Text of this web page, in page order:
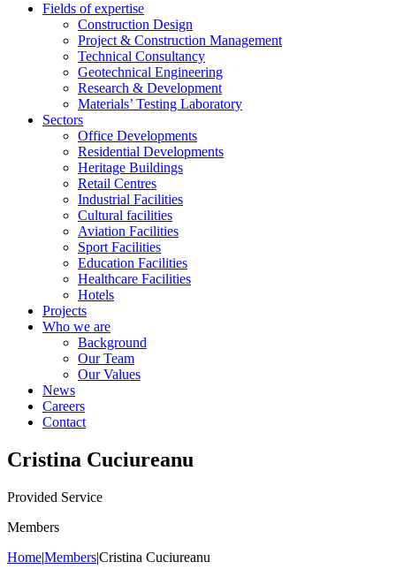
Fields of expertise
Construction Design
Project & Construction Management
Technical Consultancy
Geotechnical Engineering
Research & Development
Materials’ Testing Laboratory
Sectors
Office Developments
Residential Developments
Heritage Buildings
Retail Centres
Industrial Facilities
Cultural facilities
Aviation Facilities
Sport Facilities
Education Facilities
Healthcare Facilities
Hotels
Projects
Who we are
Background
Our Team
Our Values
News
Careers
Contact
Cristina Cuciureanu
Provided Service
Members
Home|Members|Cristina Cuciureanu